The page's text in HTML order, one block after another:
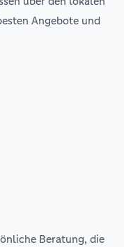
Angebote und
Beratung, die